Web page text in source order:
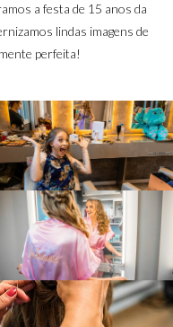
a festa de 15 anos da
lindas imagens de
perfeita!